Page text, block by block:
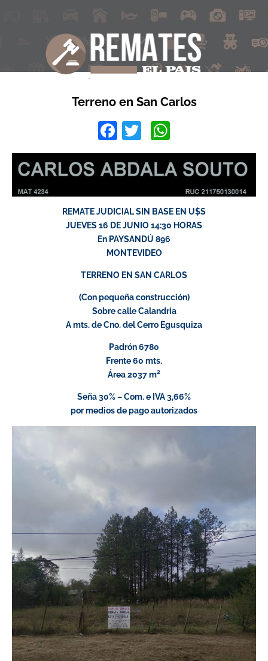
Terreno en San Carlos
Facebook
Twitter
REMATE JUDICIAL SIN BASE EN U$S
JUEVES 16 DE JUNIO 14:30 HORAS
En PAYSANDÚ 896
MONTEVIDEO
TERRENO EN SAN CARLOS
(Con pequeña construcción)
Sobre calle Calandria
A mts. de Cno. del Cerro Egusquiza
Padrón 6780
Frente 60 mts.
Área 2037 m²
Seña 30% – Com. e IVA 3,66%
por medios de pago autorizados